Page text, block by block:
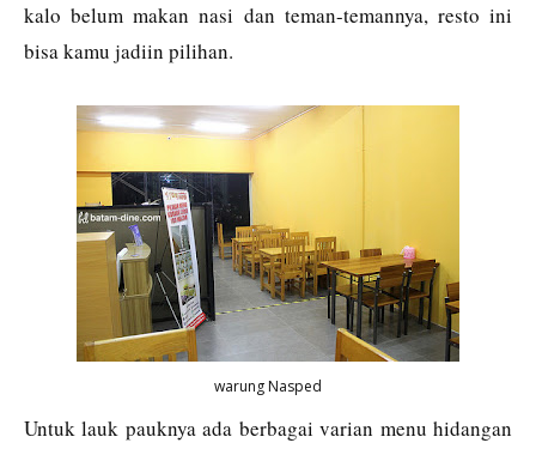
kalo belum makan nasi dan teman-temannya, resto ini
bisa kamu jadiin pilihan.
warung Nasped
Untuk lauk pauknya ada berbagai varian menu hidangan